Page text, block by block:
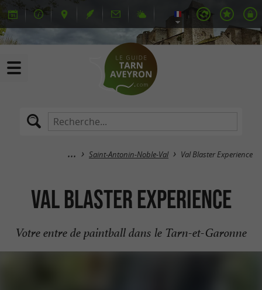
Saint-Antonin-Noble-Val Val Blaster Experience
Val Blaster Experience
Votre entre de paintball dans le Tarn-et-Garonne